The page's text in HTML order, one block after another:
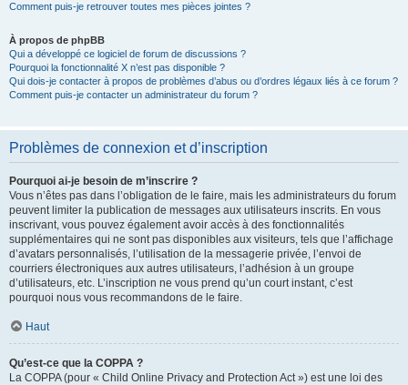
Comment puis-je retrouver toutes mes pièces jointes ?
À propos de phpBB
Qui a développé ce logiciel de forum de discussions ?
Pourquoi la fonctionnalité X n’est pas disponible ?
Qui dois-je contacter à propos de problèmes d’abus ou d’ordres légaux liés à ce forum ?
Comment puis-je contacter un administrateur du forum ?
Problèmes de connexion et d’inscription
Pourquoi ai-je besoin de m’inscrire ?
Vous n’êtes pas dans l’obligation de le faire, mais les administrateurs du forum
peuvent limiter la publication de messages aux utilisateurs inscrits. En vous
inscrivant, vous pouvez également avoir accès à des fonctionnalités
supplémentaires qui ne sont pas disponibles aux visiteurs, tels que l’affichage
d’avatars personnalisés, l’utilisation de la messagerie privée, l’envoi de
courriers électroniques aux autres utilisateurs, l’adhésion à un groupe
d’utilisateurs, etc. L’inscription ne vous prend qu’un court instant, c’est
pourquoi nous vous recommandons de le faire.
Haut
Qu’est-ce que la COPPA ?
La COPPA (pour « Child Online Privacy and Protection Act ») est une loi des